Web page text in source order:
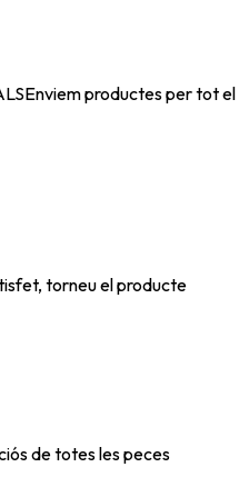
Enviem productes per tot el
torneu el producte
de totes les peces